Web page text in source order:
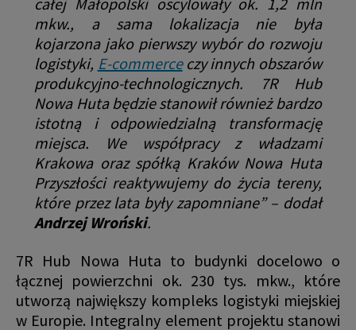
mkw., a sama lokalizacja nie była
kojarzona jako pierwszy wybór do rozwoju
logistyki, E-commerceczy innych obszarów
produkcyjno-technologicznych. 7R Hub
Nowa Huta będzie stanowił również bardzo
istotną i odpowiedzialną transformację
miejsca. We współpracy z władzami
Krakowa oraz spółką Kraków Nowa Huta
Przyszłości reaktywujemy do życia tereny,
które przez lata były zapomniane”– dodał
Andrzej Wroński.
7R Hub Nowa Huta to budynki docelowo o
łącznej powierzchni ok. 230 tys. mkw., które
utworzą największy kompleks logistyki miejskiej
w Europie. Integralny element projektu stanowi